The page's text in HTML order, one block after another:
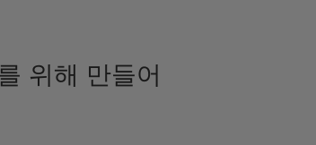
위해 만들어